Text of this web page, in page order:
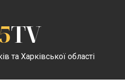
TV
та Харківської області